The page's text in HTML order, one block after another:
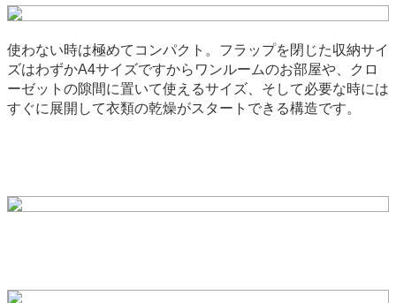
使わない時は極めてコンパクト。フラップを閉じた収納サイ
ズはわずかA4サイズですからワンルームのお部屋や、クロ
ーゼットの隙間に置いて使えるサイズ、そして必要な時には
すぐに展開して衣類の乾燥がスタートできる構造です。